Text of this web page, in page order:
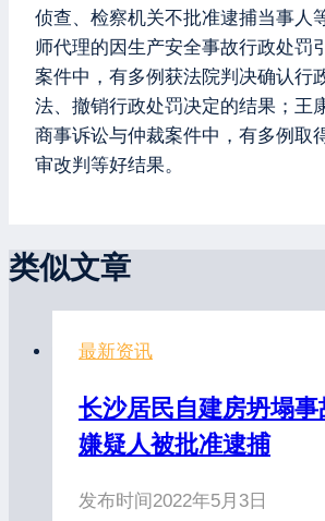
侦查、检察机关不批准逮捕当事人
师代理的因生产安全事故行政处罚
案件中，有多例获法院判决确认行
法、撤销行政处罚决定的结果；王
商事诉讼与仲裁案件中，有多例取
审改判等好结果。
类似文章
最新资讯
长沙居民自建房坍塌
嫌疑人被批准逮捕
发布时间2022年5月3日